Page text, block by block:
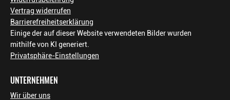
Vertrag widerrufen
Barrierefreiheitserklärung
Einige der auf dieser Website verwendeten Bilder wurden
mithilfe von KI generiert.
Privatsphäre-Einstellungen
UNTERNEHMEN
Wir über uns